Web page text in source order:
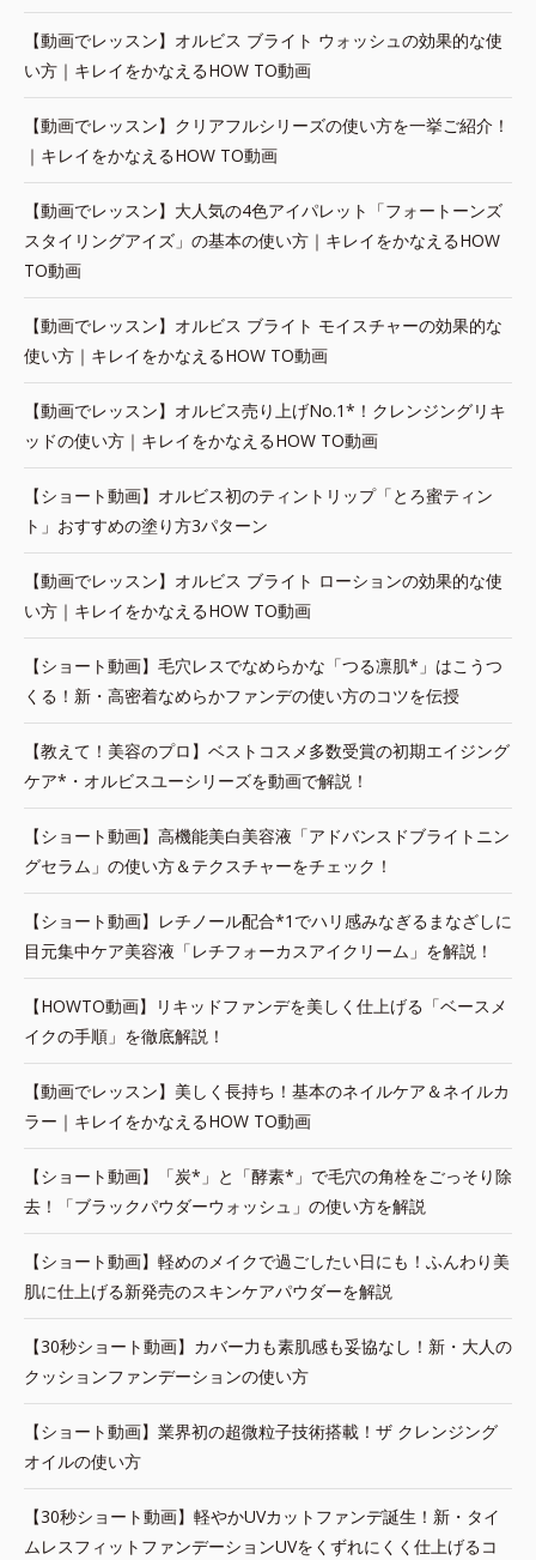
【動画でレッスン】オルビス ブライト ウォッシュの効果的な使
い方｜キレイをかなえるHOW TO動画
【動画でレッスン】クリアフルシリーズの使い方を一挙ご紹介！
｜キレイをかなえるHOW TO動画
【動画でレッスン】大人気の4色アイパレット「フォートーンズ
スタイリングアイズ」の基本の使い方｜キレイをかなえるHOW
TO動画
【動画でレッスン】オルビス ブライト モイスチャーの効果的な
使い方｜キレイをかなえるHOW TO動画
【動画でレッスン】オルビス売り上げNo.1*！クレンジングリキ
ッドの使い方｜キレイをかなえるHOW TO動画
【ショート動画】オルビス初のティントリップ「とろ蜜ティン
ト」おすすめの塗り方3パターン
【動画でレッスン】オルビス ブライト ローションの効果的な使
い方｜キレイをかなえるHOW TO動画
【ショート動画】毛穴レスでなめらかな「つる凛肌*」はこうつ
くる！新・高密着なめらかファンデの使い方のコツを伝授
【教えて！美容のプロ】ベストコスメ多数受賞の初期エイジング
ケア*・オルビスユーシリーズを動画で解説！
【ショート動画】高機能美白美容液「アドバンスドブライトニン
グセラム」の使い方＆テクスチャーをチェック！
【ショート動画】レチノール配合*1でハリ感みなぎるまなざしに
目元集中ケア美容液「レチフォーカスアイクリーム」を解説！
【HOWTO動画】リキッドファンデを美しく仕上げる「ベースメ
イクの手順」を徹底解説！
【動画でレッスン】美しく長持ち！基本のネイルケア＆ネイルカ
ラー｜キレイをかなえるHOW TO動画
【ショート動画】「炭*」と「酵素*」で毛穴の角栓をごっそり除
去！「ブラックパウダーウォッシュ」の使い方を解説
【ショート動画】軽めのメイクで過ごしたい日にも！ふんわり美
肌に仕上げる新発売のスキンケアパウダーを解説
【30秒ショート動画】カバー力も素肌感も妥協なし！新・大人の
クッションファンデーションの使い方
【ショート動画】業界初の超微粒子技術搭載！ザ クレンジング
オイルの使い方
【30秒ショート動画】軽やかUVカットファンデ誕生！新・タイ
ムレスフィットファンデーションUVをくずれにくく仕上げるコ